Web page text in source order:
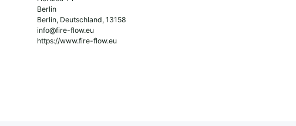
Berlin
Berlin, Deutschland, 13158
info@fire-flow.eu
https://www.fire-flow.eu